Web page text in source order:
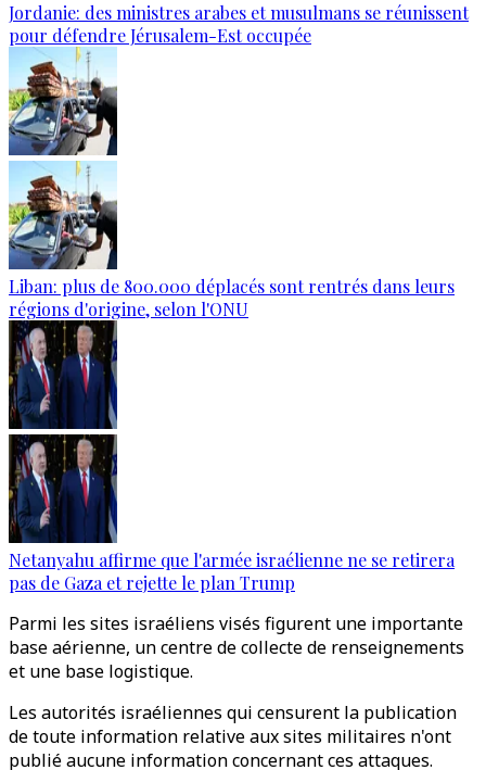
Jordanie: des ministres arabes et musulmans se réunissent
pour défendre Jérusalem-Est occupée
Liban: plus de 800.000 déplacés sont rentrés dans leurs
régions d'origine, selon l'ONU
Netanyahu affirme que l'armée israélienne ne se retirera
pas de Gaza et rejette le plan Trump
Parmi les sites israéliens visés figurent une importante
base aérienne, un centre de collecte de renseignements
et une base logistique.
Les autorités israéliennes qui censurent la publication
de toute information relative aux sites militaires n'ont
publié aucune information concernant ces attaques.